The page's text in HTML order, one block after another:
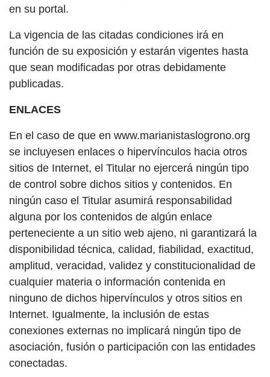
en su portal.
La vigencia de las citadas condiciones irá en
función de su exposición y estarán vigentes hasta
que sean modificadas por otras debidamente
publicadas.
ENLACES
En el caso de que en www.marianistaslogrono.org
se incluyesen enlaces o hipervínculos hacia otros
sitios de Internet, el Titular no ejercerá ningún tipo
de control sobre dichos sitios y contenidos. En
ningún caso el Titular asumirá responsabilidad
alguna por los contenidos de algún enlace
perteneciente a un sitio web ajeno, ni garantizará la
disponibilidad técnica, calidad, fiabilidad, exactitud,
amplitud, veracidad, validez y constitucionalidad de
cualquier materia o información contenida en
ninguno de dichos hipervínculos y otros sitios en
Internet. Igualmente, la inclusión de estas
conexiones externas no implicará ningún tipo de
asociación, fusión o participación con las entidades
conectadas.